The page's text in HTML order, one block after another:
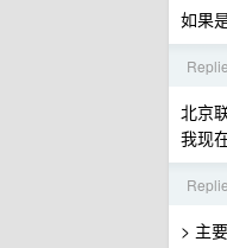
如果
北京
我现
> 主